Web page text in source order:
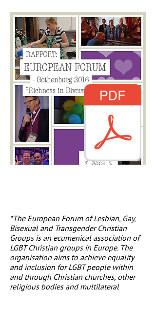
*The European Forum of Lesbian, Gay,
Bisexual and Transgender Christian
Groups is an ecumenical association of
LGBT Christian groups in Europe. The
organisation aims to achieve equality
and inclusion for LGBT people within
and through Christian churches, other
religious bodies and multilateral